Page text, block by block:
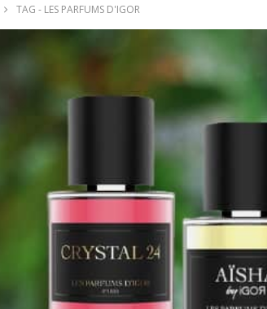
TAG - LES PARFUMS D'IGOR